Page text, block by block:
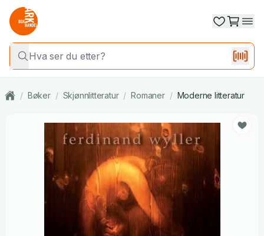
/ Bøker / Skjønnlitteratur / Romaner / Moderne litteratur